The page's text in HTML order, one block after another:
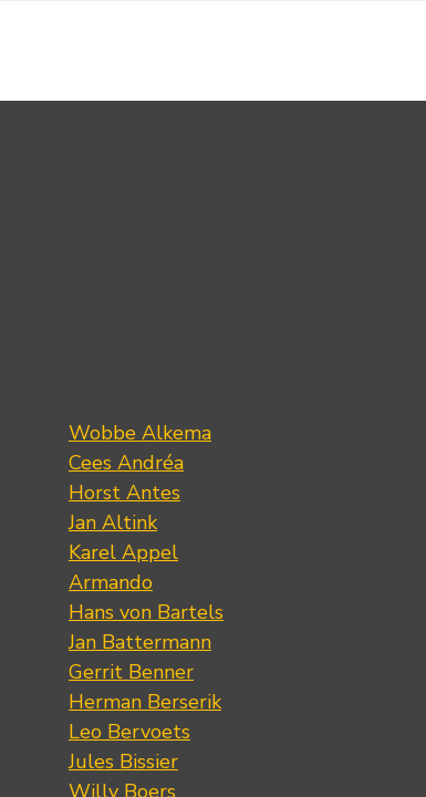
Wobbe Alkema
Cees Andréa
Horst Antes
Jan Altink
Karel Appel
Armando
Hans von Bartels
Jan Battermann
Gerrit Benner
Herman Berserik
Leo Bervoets
Jules Bissier